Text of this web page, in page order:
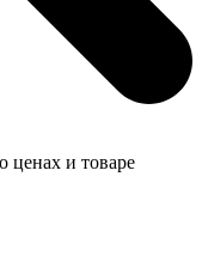
ценах и товаре